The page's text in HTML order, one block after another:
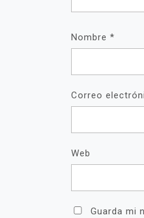
Nombre *
Correo
Web
Guarda mi